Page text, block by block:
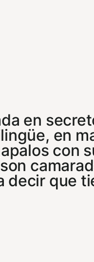
en
en
con
decir que